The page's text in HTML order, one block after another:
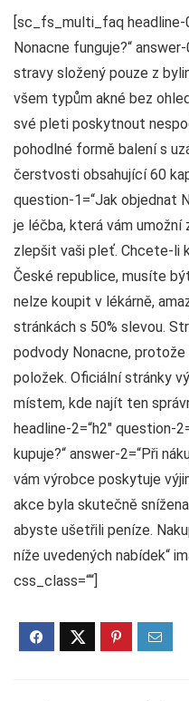
[sc_fs_multi_faq headline-
Nonacne funguje?“
stravy složený pouze z
všem typům akné bez
své pleti poskytnout
pohodlné formě balení s
čerstvosti obsahující 60
question-1=“Jak objednat
je léčba, která vám
zlepšit vaši pleť. Chcete-li
České republice, musíte
nelze koupit v lékárně,
stránkách s 50% slevou.
podvody Nonacne,
položek. Oficiální stránky
místem, kde najít ten
headline-2=“h2″ question-
kupuje?“ answer-2=“Při
vám výrobce poskytuje
akce byla skutečně
abyste ušetřili peníze.
níže uvedených nabídek“
css_class=““]